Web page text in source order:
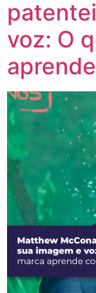
voz: O